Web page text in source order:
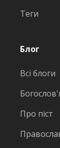
Теги
Блог
Всі блоги
Про піст